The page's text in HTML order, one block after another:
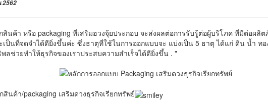
2562
นค้า หรือ packaging ที่เสริมฮวงจุ้ยประกอบ จะส่งผลต่อการรับรู้ต่อผู้บริโภค ที่มีต่อผลิ
เป็นที่จดจำได้ดียิ่งขึ้นค่ะ ซึ่งธาตุที่ใช้ในการออกแบบจะ แบ่งเป็น 5 ธาตุ ได้แก่ ดิน น้ำ ท
ลช่วยทำให้ธุรกิจของเราประสบความสำเร็จได้ดียิ่งขึ้น . "
นค้า/packaging เสริมดวงธุรกิจเรียกทรัพย์